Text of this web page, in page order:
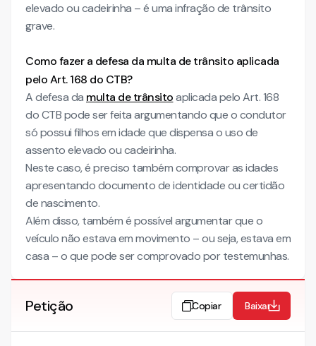
elevado ou cadeirinha – é uma infração de trânsito
grave.
Como fazer a defesa da multa de trânsito aplicada
pelo Art. 168 do CTB?
A defesa da multa de trânsitoaplicada pelo Art. 168
do CTB pode ser feita argumentando que o condutor
só possui filhos em idade que dispensa o uso de
assento elevado ou cadeirinha.
Neste caso, é preciso também comprovar as idades
apresentando documento de identidade ou certidão
de nascimento.
Além disso, também é possível argumentar que o
veículo não estava em movimento – ou seja, estava em
casa – o que pode ser comprovado por testemunhas.
Petição Copiar Baixar